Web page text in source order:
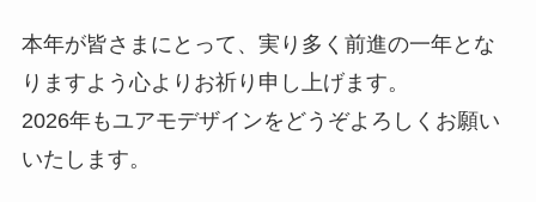
本年が皆さまにとって、実り多く前進の一年とな
りますよう心よりお祈り申し上げます。
2026年もユアモデザインをどうぞよろしくお願い
いたします。